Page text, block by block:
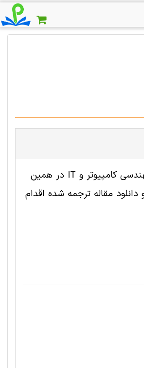
فایل انگلیسی این مقاله با شناسه 2005486 رایگان است. ترجمه چکیده این مقاله مهندسی کامپیوتر و IT در همین
مقاله ترجمه شده اقدام